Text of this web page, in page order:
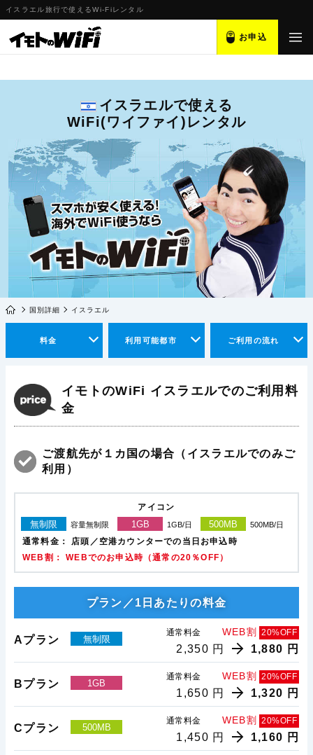
イスラエル旅行で使えるWi-Fiレンタル
お申込
イスラエルで使える
WiFi(ワイファイ)レンタル
国別詳細 イスラエル
料金 利用可能都市 ご利用の流れ
イモトのWiFi イスラエルでのご利用料
金
ご渡航先が１カ国の場合（イスラエルでのみご
利用）
アイコン
無制限 容量無制限 1GB 1GB/日 500MB 500MB/日
通常料金：
店頭／空港カウンターでの当日お申込時
WEB割： WEBでのお申込時（通常の20％OFF）
プラン／1日あたりの料金
Aプラン 無制限
通常料金 WEB割 20%OFF
2,350 円 1,880 円
Bプラン 1GB
通常料金 WEB割 20%OFF
1,650 円 1,320 円
Cプラン 500MB
通常料金 WEB割 20%OFF
1,450 円 1,160 円